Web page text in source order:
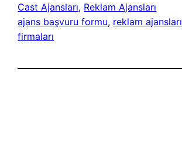
Cast Ajansları, Reklam Ajansları
ajans başvuru formu, reklam ajansları
firmaları